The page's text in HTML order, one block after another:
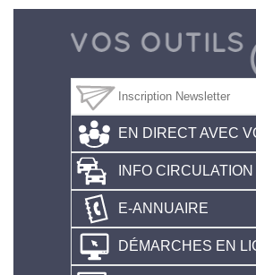
EN DIRECT AVEC
INFO CIRCULATION
E-ANNUAIRE
DÉMARCHES EN